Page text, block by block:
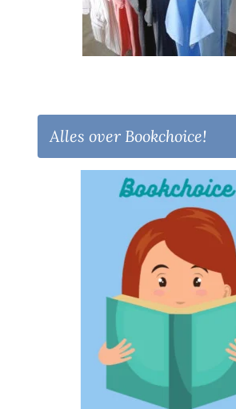
Alles over Bookchoice!